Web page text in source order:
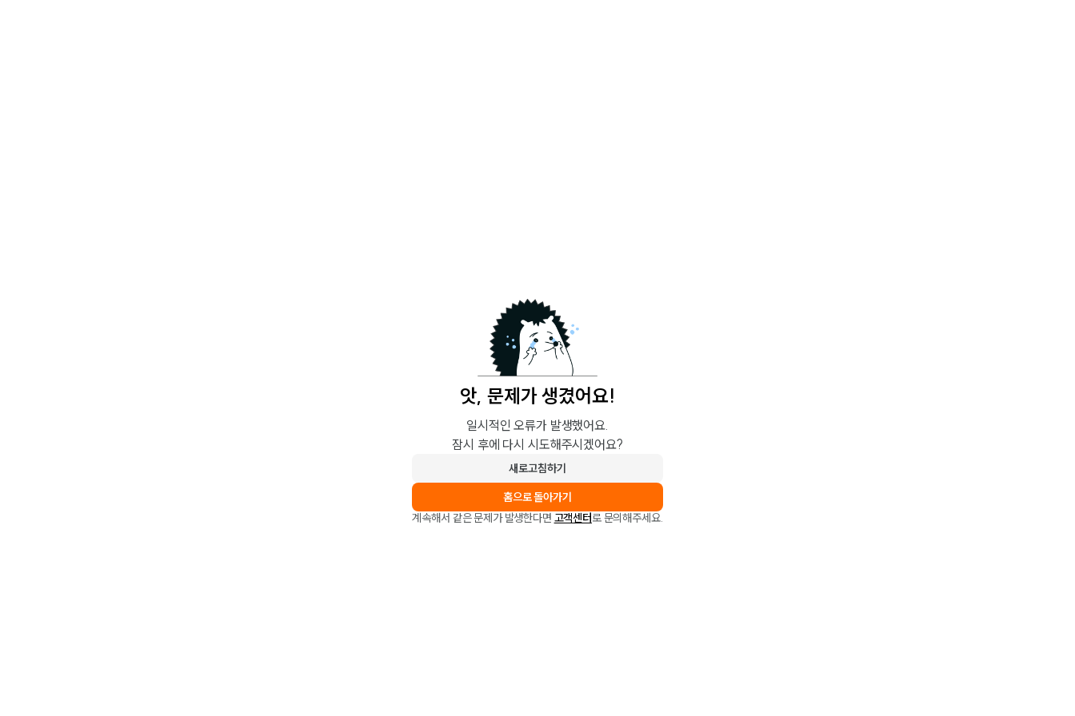
앗, 문제가 생겼어요!
일시적인 오류가 발생했어요.
잠시 후에 다시 시도해주시겠어요?
새로고침하기
홈으로 돌아가기
계속해서 같은 문제가 발생한다면 고객센터로 문의해주세요.